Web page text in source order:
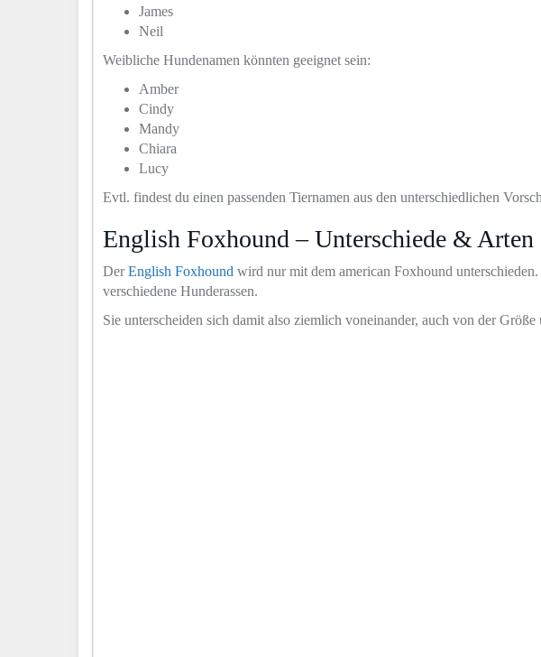
James
Neil
Weibliche Hundenamen könnten geeignet sein:
Amber
Cindy
Mandy
Chiara
Lucy
Evtl. findest du einen passenden Tiernamen aus den unterschiedlichen
English Foxhound – Unterschiede & Arten
DerEnglish Foxhound wird nur mit dem american Foxhound
verschiedene Hunderassen.
Sie unterscheiden sich damit also ziemlich voneinander, auch von der